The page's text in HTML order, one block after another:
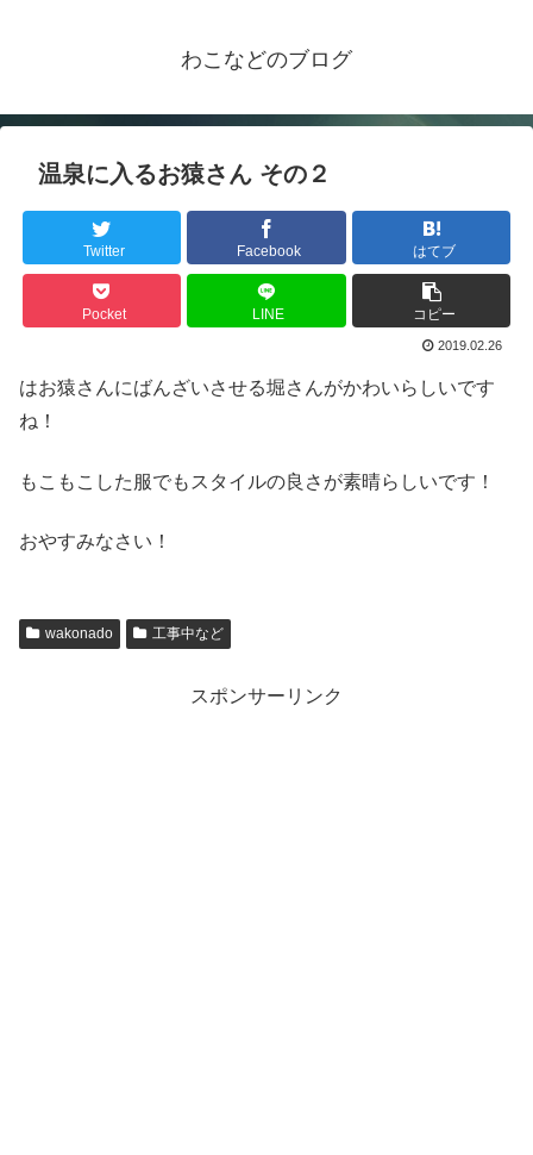
わこなどのブログ
温泉に入るお猿さん その２
Twitter Facebook はてブ
Pocket LINE コピー
2019.02.26
はお猿さんにばんざいさせる堀さんがかわいらしいです
ね！
もこもこした服でもスタイルの良さが素晴らしいです！
おやすみなさい！
wakonado 工事中など
スポンサーリンク